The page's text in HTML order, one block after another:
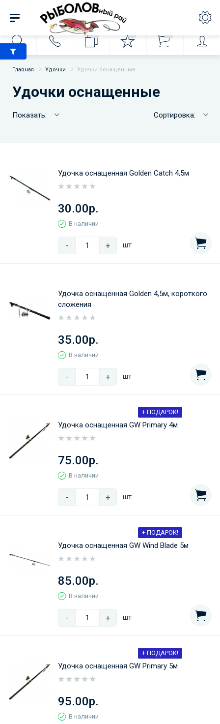
Главная Удочки Удочки оснащенные
Удочки оснащенные
Показать: Сортировка:
Удочка оснащенная Golden Catch 4,5м
30.00р.
В наличии
- + шт
Удочка оснащенная Golden 4,5м, короткого
сложения
35.00р.
В наличии
- + шт
+ ПОДАРОК!
Удочка оснащенная GW Primary 4м
75.00р.
В наличии
- + шт
+ ПОДАРОК!
Удочка оснащенная GW Wind Blade 5м
85.00р.
В наличии
- + шт
+ ПОДАРОК!
Удочка оснащенная GW Primary 5м
95.00р.
В наличии